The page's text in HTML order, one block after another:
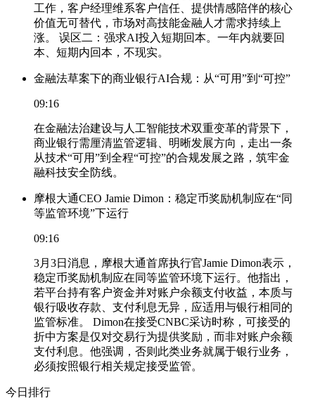
工作，客户经理维系客户信任、提供情感陪伴的核心
价值无可替代，市场对高技能金融人才需求持续上
涨。 误区二：强求AI投入短期回本。一年内就要回
本、短期内回本，不现实。
金融法草案下的商业银行AI合规：从“可用”到“可控”
09:16
在金融法治建设与人工智能技术双重变革的背景下，
商业银行需厘清监管逻辑、明晰发展方向，走出一条
从技术“可用”到全程“可控”的合规发展之路，筑牢金
融科技安全防线。
摩根大通CEO Jamie Dimon：稳定币奖励机制应在“同
等监管环境”下运行
09:16
3月3日消息，摩根大通首席执行官Jamie Dimon表示，
稳定币奖励机制应在同等监管环境下运行。他指出，
若平台持有客户资金并对账户余额支付收益，本质与
银行吸收存款、支付利息无异，应适用与银行相同的
监管标准。 Dimon在接受CNBC采访时称，可接受的
折中方案是仅对交易行为提供奖励，而非对账户余额
支付利息。他强调，否则此类业务就属于银行业务，
必须按照银行相关规定接受监管。
今日排行